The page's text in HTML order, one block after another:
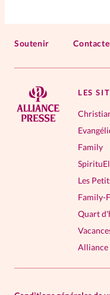
Soutenir
LES
Family
Les
Family-
Quart
Alliance